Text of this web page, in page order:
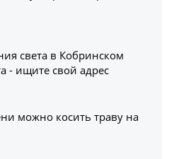
света в Кобринском
- ищите свой адрес
можно косить траву на